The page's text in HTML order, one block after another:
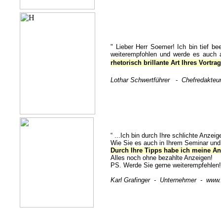
" Lieber Herr Soemer! Ich bin tief
weiterempfohlen und werde es
rhetorisch brillante Art Ihres
Lothar Schwertführer -
“ ...Ich bin durch Ihre schlichte
Wie Sie es auch in Ihrem Seminar
Durch Ihre Tipps habe ich meine
Alles noch ohne bezahlte Anzeigen!
PS. Werde Sie gerne
Karl Grafinger - Unternehmer -